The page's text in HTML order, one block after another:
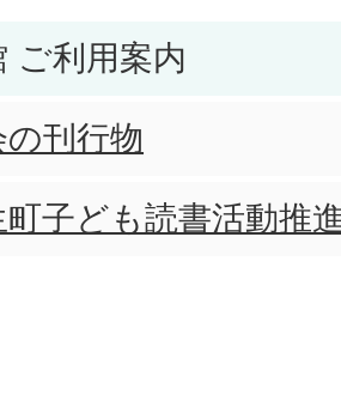
ご利用案内
刊行物
子ども読書活動推